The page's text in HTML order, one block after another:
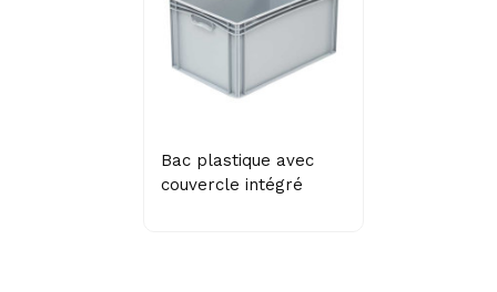
Bac plastique avec
couvercle intégré